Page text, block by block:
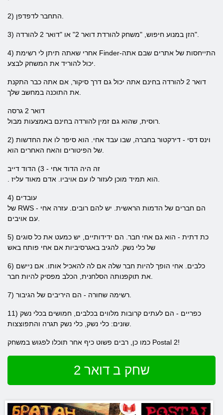
3) הזן במנוע חיפוש, "משחק להורדת דואר 2" או "דואר 2 להורדה".
4) אחרי שאתה תיתן לי רשימת Finder-התייחסות של אתרים שבם אתה
דואר 2 להורדה בחינם אתה יכול גם דרך סיקור, אם אתה כבר התקנת
דואר 2 גרסה
2) וינס דסי - דירקטור בחברה, שבו עבד אחי. הוא סיפר לו את החדשות
זה היה הדוד אחי - 3) הדוד דייב
4) עובדים
של RWS - הם חברים של הדמות הראשית. יש להם רובים. עזרה אחי
5) כת דתית - הוא גם אחי חבר. הם ידידותיים, יש כמעט את כל סוגים
של כלי נשק. להגיב באגרסיביות אם אחי פותח באש
6) כלבים. אחי הופך להיות חבר שלה אם לה להאכיל אותו. אם ניישם
11) כפריים - הם לעתים קרובות מלווים בכלבים, חמושים בכלי נשק
כמו כן, רבים פשוט כיף אחר תוכלו לפגוש במשחק Postal 2!
שחק ב דואר 2